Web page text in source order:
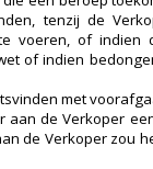
tenzij de
voeren, of indien
of indien
met
de Verkoper
de Verkoper zou